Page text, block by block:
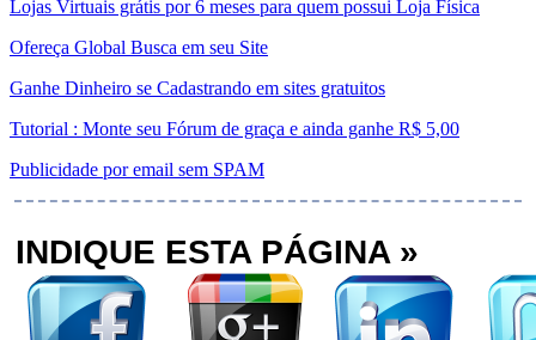
Lojas Virtuais grátis por 6 meses para quem possui Loja Física
Ofereça Global Busca em seu Site
Ganhe Dinheiro se Cadastrando em sites gratuitos
Tutorial : Monte seu Fórum de graça e ainda ganhe R$ 5,00
Publicidade por email sem SPAM
INDIQUE ESTA PÁGINA »